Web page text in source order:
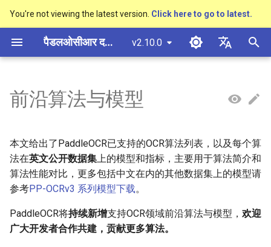
You're not viewing the latest version. Click here to go to latest.
पैडलओसीआर दस्तावेज़ीकरण v2.10.0
Pу́сский язы́к
हिन्दी
한국인
खो
ज
रू
रें
快速开始
基于C++预测引擎推理
Visual Studio 2019
Community CMake 编译指南
服务化部署
Android部署
快速开始
快速安装
效果展示
模型库
文本识别
文本方向分类器
模型微调
知识蒸馏
paddleocr package使用说
多语言模型
Enhanced CTC Loss
快速开始
模型库
模型训练
表格识别
版面恢复
服务化部署
博客
1.1 文本检测算法
1.2 文本识别算法
1.3 文本超分辨率算法
2. 端到端算法
EAST
SAST
PSENet
DRRG
Rosetta
STAR-Net
RARE
NRTR
Text Telescope
LaTeX-OCR
UniMERNet
PP-FormulaNet
TableSLANet
LayoutLM
SDMGR
通用
制造
包装生产日期
PCB文字识别
金融
印章检测与识别
通用卡证识别
其它数据标注工具
其它数据合成工具
手写中文OCR数据集
垂类多语言OCR数据集
版面分析数据集
关键信息提取数据集
附录
前沿算法与模型
本文给出了PaddleOCR已支持的OCR算法列表，以及每个算
法在英文公开数据集上的模型和指标，主要用于算法简介和
算法性能对比，更多包括中文在内的其他数据集上的模型请
参考PP-OCRv3 系列模型下载。
PaddleOCR将持续新增支持OCR领域前沿算法与模型， 欢迎
广大开发者合作共建，贡献更多算法。